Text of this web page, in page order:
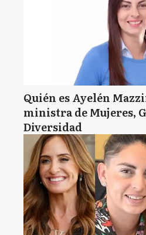
Quién es Ayelén
ministra de Mujeres,
Diversidad